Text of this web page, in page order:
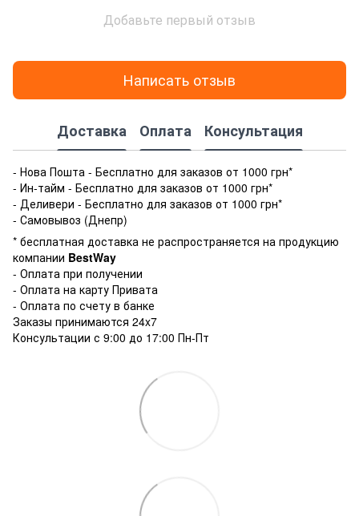
Добавьте первый отзыв
Написать отзыв
Доставка Оплата Консультация
- Нова Пошта - Бесплатно для заказов от 1000 грн*
- Ин-тайм - Бесплатно для заказов от 1000 грн*
- Деливери - Бесплатно для заказов от 1000 грн*
- Самовывоз (Днепр)
* бесплатная доставка не распространяется на продукцию
компании BestWay
- Оплата при получении
- Оплата на карту Привата
- Оплата по счету в банке
Заказы принимаются 24x7
Консультации с 9:00 до 17:00 Пн-Пт